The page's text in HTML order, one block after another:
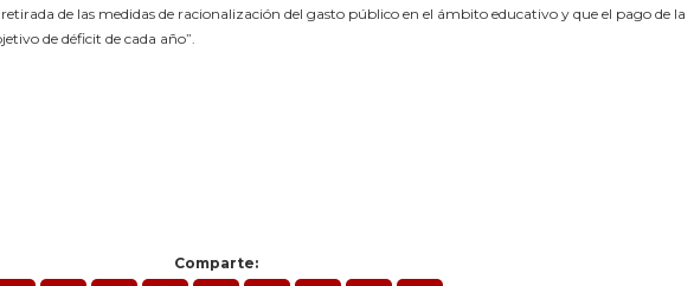
de las medidas de racionalización del gasto público en el ámbito educativo y que el pago de la
de déficit de cada año”.
Comparte: